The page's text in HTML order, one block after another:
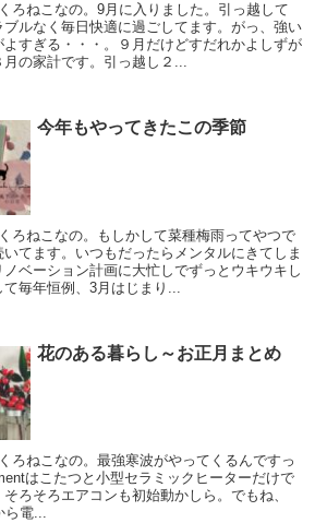
ろねこなの。9月に入りました。引っ越して
ブルなく毎日快適に過ごしてます。がっ、強い
すぎる・・・。９月だけどすだれかよしずが
の家計です。引っ越し２...
今年もやってきたこの季節
ろねこなの。もしかして菜種梅雨ってやつで
てます。いつもだったらメンタルにきてしま
ベーション計画に大忙しでずっとウキウキし
毎年恒例、3月はじまり...
花のある暮らし～お正月まとめ
ろねこなの。最強寒波がやってくるんですっ
はこたつと小型セラミックヒーターだけで
ろそろエアコンも初始動かしら。でもね、
ら電...